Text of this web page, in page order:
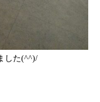
した(^^)/